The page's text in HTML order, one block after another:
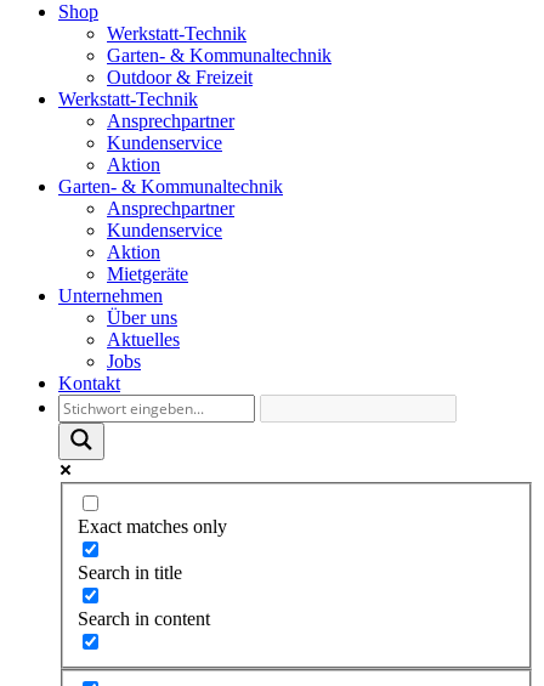
Shop
Werkstatt-Technik
Garten- & Kommunaltechnik
Outdoor & Freizeit
Werkstatt-Technik
Ansprechpartner
Kundenservice
Aktion
Garten- & Kommunaltechnik
Ansprechpartner
Kundenservice
Aktion
Mietgeräte
Unternehmen
Über uns
Aktuelles
Jobs
Kontakt
Exact matches only
Search in title
Search in content